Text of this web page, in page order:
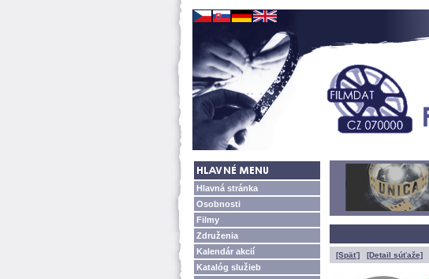
Hlavná stránka
Osobnosti
Filmy
Združenia
Kalendár akcií
Katalóg služieb
[Späť] [Detail súťaže]